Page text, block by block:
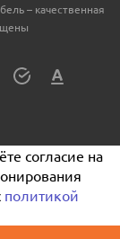
– качественная
согласие на
политикой